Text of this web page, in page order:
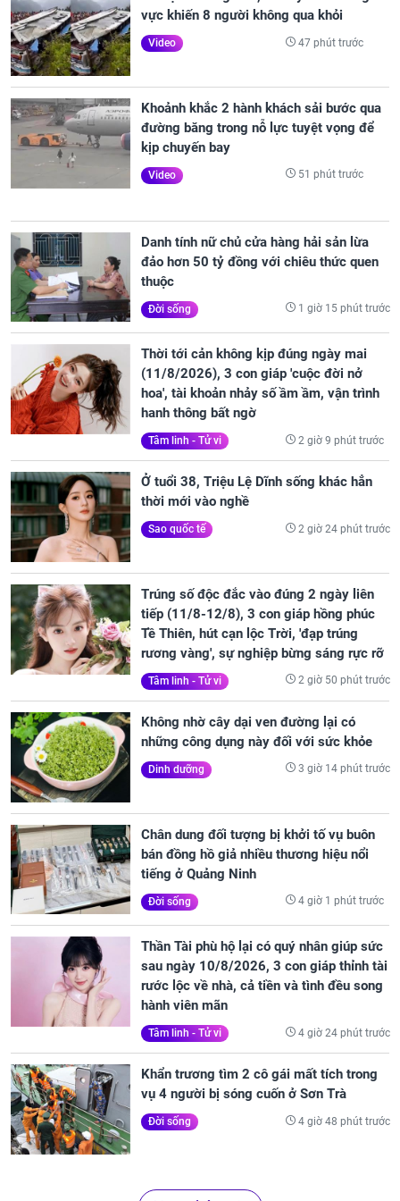
vực khiến 8 người không qua khỏi
Video 47 phút trước
Khoảnh khắc 2 hành khách sải bước qua
đường băng trong nỗ lực tuyệt vọng để
kịp chuyến bay
Video 51 phút trước
Danh tính nữ chủ cửa hàng hải sản lừa
đảo hơn 50 tỷ đồng với chiêu thức quen
thuộc
Đời sống 1 giờ 15 phút trước
Thời tới cản không kịp đúng ngày mai
(11/8/2026), 3 con giáp 'cuộc đời nở
hoa', tài khoản nhảy số ầm ầm, vận trình
hanh thông bất ngờ
Tâm linh - Tử vi 2 giờ 9 phút trước
Ở tuổi 38, Triệu Lệ Dĩnh sống khác hẳn
thời mới vào nghề
Sao quốc tế 2 giờ 24 phút trước
Trúng số độc đắc vào đúng 2 ngày liên
tiếp (11/8-12/8), 3 con giáp hồng phúc
Tề Thiên, hút cạn lộc Trời, 'đạp trúng
rương vàng', sự nghiệp bừng sáng rực rỡ
Tâm linh - Tử vi 2 giờ 50 phút trước
Không nhờ cây dại ven đường lại có
những công dụng này đối với sức khỏe
Dinh dưỡng 3 giờ 14 phút trước
Chân dung đối tượng bị khởi tố vụ buôn
bán đồng hồ giả nhiều thương hiệu nổi
tiếng ở Quảng Ninh
Đời sống 4 giờ 1 phút trước
Thần Tài phù hộ lại có quý nhân giúp sức
sau ngày 10/8/2026, 3 con giáp thỉnh tài
rước lộc về nhà, cả tiền và tình đều song
hành viên mãn
Tâm linh - Tử vi 4 giờ 24 phút trước
Khẩn trương tìm 2 cô gái mất tích trong
vụ 4 người bị sóng cuốn ở Sơn Trà
Đời sống 4 giờ 48 phút trước